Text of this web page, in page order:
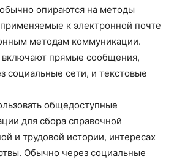
опираются на методы
к электронной почте
методам коммуникации.
прямые сообщения,
социальные сети, и текстовые
общедоступные
для сбора справочной
и трудовой истории, интересах
Обычно через социальные